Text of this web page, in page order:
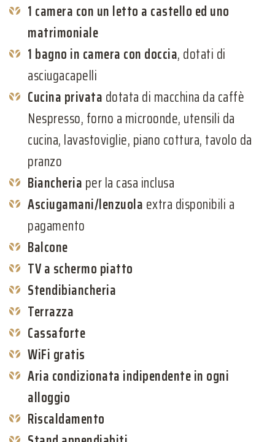
1 camera con un letto a castello ed uno
matrimoniale
1 bagno in camera con doccia, dotati di
asciugacapelli
Cucina privata dotata di macchina da caffè
Nespresso, forno a microonde, utensili da
cucina, lavastoviglie, piano cottura, tavolo da
pranzo
Biancheria per la casa inclusa
Asciugamani/lenzuola extra disponibili a
pagamento
Balcone
TV a schermo piatto
Stendibiancheria
Terrazza
Cassaforte
WiFi gratis
Aria condizionata indipendente in ogni
alloggio
Riscaldamento